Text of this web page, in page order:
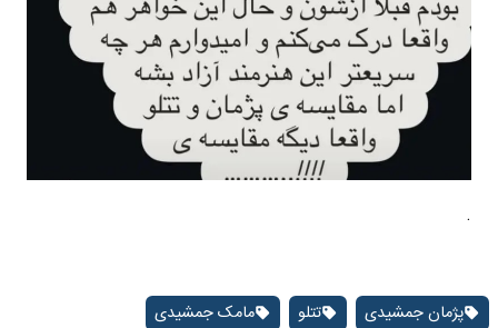
.
پژمان جمشیدی تتلو مامک جمشیدی